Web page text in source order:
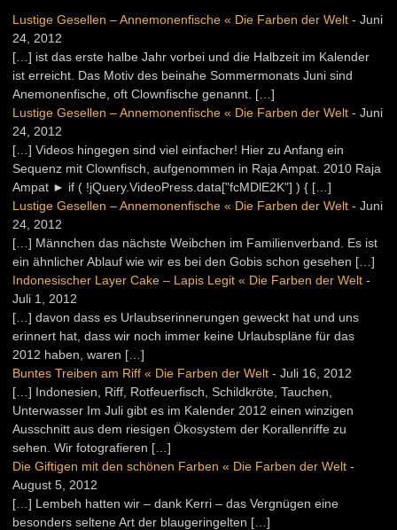
Lustige Gesellen – Annemonenfische « Die Farben der Welt - Juni
24, 2012
[…] ist das erste halbe Jahr vorbei und die Halbzeit im Kalender
ist erreicht. Das Motiv des beinahe Sommermonats Juni sind
Anemonenfische, oft Clownfische genannt. […]
Lustige Gesellen – Annemonenfische « Die Farben der Welt - Juni
24, 2012
[…] Videos hingegen sind viel einfacher! Hier zu Anfang ein
Sequenz mit Clownfisch, aufgenommen in Raja Ampat. 2010 Raja
Ampat ► if ( !jQuery.VideoPress.data["fcMDlE2K"] ) { […]
Lustige Gesellen – Annemonenfische « Die Farben der Welt - Juni
24, 2012
[…] Männchen das nächste Weibchen im Familienverband. Es ist
ein ähnlicher Ablauf wie wir es bei den Gobis schon gesehen […]
Indonesischer Layer Cake – Lapis Legit « Die Farben der Welt -
Juli 1, 2012
[…] davon dass es Urlaubserinnerungen geweckt hat und uns
erinnert hat, dass wir noch immer keine Urlaubspläne für das
2012 haben, waren […]
Buntes Treiben am Riff « Die Farben der Welt - Juli 16, 2012
[…] Indonesien, Riff, Rotfeuerfisch, Schildkröte, Tauchen,
Unterwasser Im Juli gibt es im Kalender 2012 einen winzigen
Ausschnitt aus dem riesigen Ökosystem der Korallenriffe zu
sehen. Wir fotografieren […]
Die Giftigen mit den schönen Farben « Die Farben der Welt -
August 5, 2012
[…] Lembeh hatten wir – dank Kerri – das Vergnügen eine
besonders seltene Art der blaugeringelten […]